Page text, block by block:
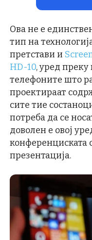
Ова не е
тип на
претстави и
HD-10, уред преку
телефоните што
проектираат
сите тие
потреба да се
доволен е овој
конференциската
презентација.